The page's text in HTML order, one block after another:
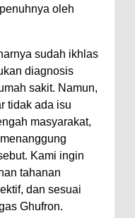
oleh
sudah ikhlas
diagnosis
sakit. Namun,
tidak ada isu
masyarakat,
Kami ingin
tahanan
dan sesuai
Ghufron.